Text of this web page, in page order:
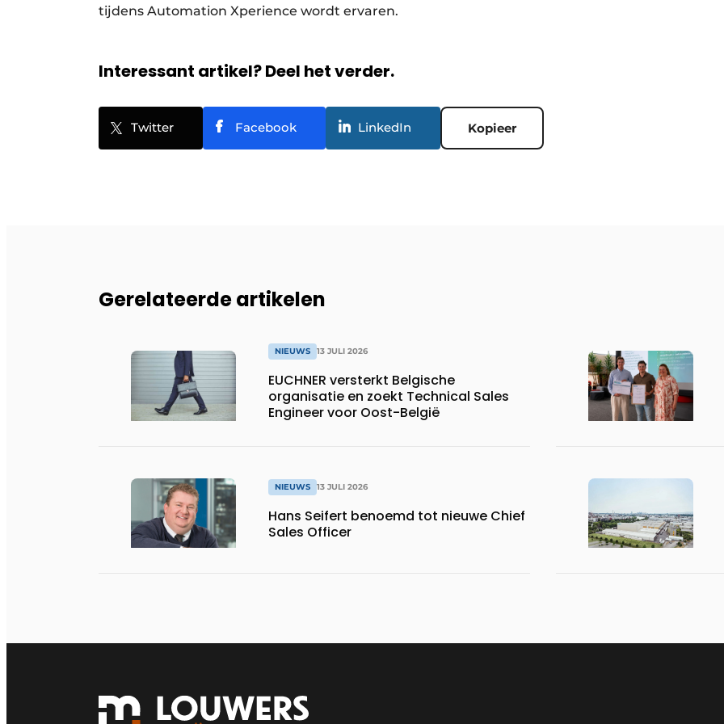
tijdens Automation Xperience wordt ervaren.
Interessant artikel? Deel het verder.
Twitter Facebook LinkedIn Kopieer
Gerelateerde artikelen
NIEUWS 13 JULI 2026
EUCHNER versterkt Belgische
organisatie en zoekt Technical Sales
Engineer voor Oost-België
NIEUWS 13 JULI 2026
Hans Seifert benoemd tot nieuwe Chief
Sales Officer